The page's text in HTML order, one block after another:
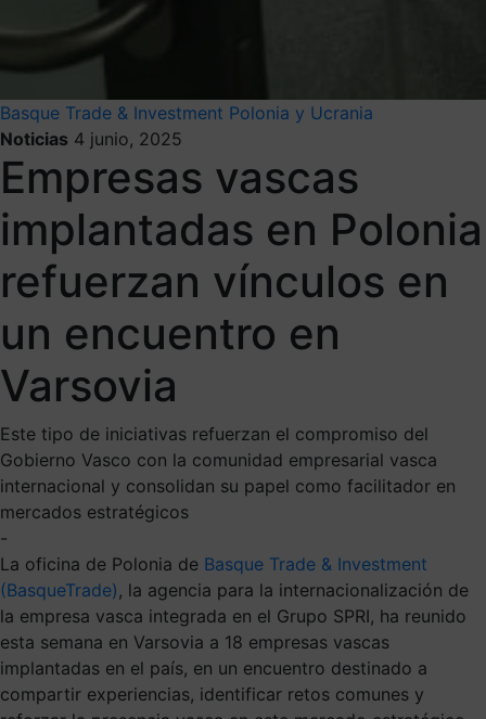
Basque Trade & Investment Polonia y Ucrania
Noticias 4 junio, 2025
Empresas vascas
implantadas en Polonia
refuerzan vínculos en
un encuentro en
Varsovia
Este tipo de iniciativas refuerzan el compromiso del
Gobierno Vasco con la comunidad empresarial vasca
internacional y consolidan su papel como facilitador en
mercados estratégicos
-
La oficina de Polonia de Basque Trade & Investment
(BasqueTrade) , la agencia para la internacionalización de
la empresa vasca integrada en el Grupo SPRI, ha reunido
esta semana en Varsovia a 18 empresas vascas
implantadas en el país, en un encuentro destinado a
compartir experiencias, identificar retos comunes y